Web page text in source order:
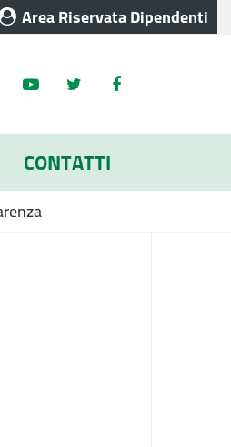
Area Riservata Dipendenti
CONTATTI